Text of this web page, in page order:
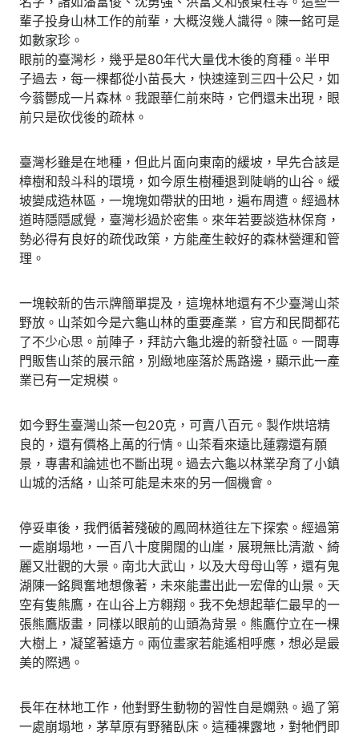
輩子投身山林工作的前輩，大概沒幾人識得。陳一銘可是
如數家珍。
眼前的臺灣杉，幾乎是80年代大量伐木後的育種。半甲
子過去，每一棵都從小苗長大，快速達到三四十公尺，如
今蓊鬱成一片森林。我跟華仁前來時，它們還未出現，眼
前只是砍伐後的疏林。
臺灣杉雖是在地種，但此片面向東南的緩坡，早先合該是
樟樹和殼斗科的環境，如今原生樹種退到陡峭的山谷。緩
坡變成造林區，一塊塊如帶狀的田地，遍布周遭。經過林
道時隱隱感覺，臺灣杉過於密集。來年若要談造林保育，
勢必得有良好的疏伐政策，方能產生較好的森林營運和管
理。
一塊較新的告示牌簡單提及，這塊林地還有不少臺灣山茶
野放。山茶如今是六龜山林的重要產業，官方和民間都花
了不少心思。前陣子，拜訪六龜北邊的新發社區。一間專
門販售山茶的展示館，別緻地座落於馬路邊，顯示此一產
業已有一定規模。
如今野生臺灣山茶一包20克，可賣八百元。製作烘培精
良的，還有價格上萬的行情。山茶看來遠比蓮霧還有願
景，專書和論述也不斷出現。過去六龜以林業孕育了小鎮
山城的活絡，山茶可能是未來的另一個機會。
停妥車後，我們循著殘破的鳳岡林道往左下探索。經過第
一處崩塌地，一百八十度開闊的山崖，展現無比清澈、綺
麗又壯觀的大景。南北大武山，以及大母母山等，還有鬼
湖陳一銘興奮地想像著，未來能畫出此一宏偉的山景。天
空有隻熊鷹，在山谷上方翱翔。我不免想起華仁最早的一
張熊鷹版畫，同樣以眼前的山頭為背景。熊鷹佇立在一棵
大樹上，凝望著遠方。兩位畫家若能遙相呼應，想必是最
美的際遇。
長年在林地工作，他對野生動物的習性自是嫻熟。過了第
一處崩塌地，茅草原有野豬臥床。這種裸露地，對牠們即